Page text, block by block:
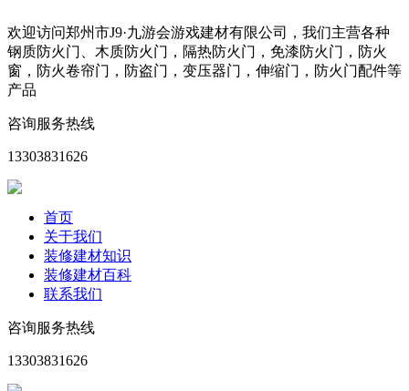
欢迎访问郑州市J9·九游会游戏建材有限公司，我们主营各种
钢质防火门、木质防火门，隔热防火门，免漆防火门，防火
窗，防火卷帘门，防盗门，变压器门，伸缩门，防火门配件等
产品
咨询服务热线
13303831626
首页
关于我们
装修建材知识
装修建材百科
联系我们
咨询服务热线
13303831626